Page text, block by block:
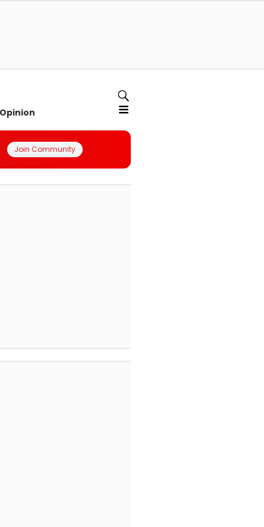
Opinion
Join Community